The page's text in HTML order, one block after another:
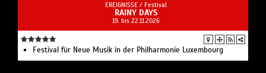
EREIGNISSE / Festival
RAINY DAYS
19. bis 22.11.2026
Festival für Neue Musik in der Philharmonie Luxembourg